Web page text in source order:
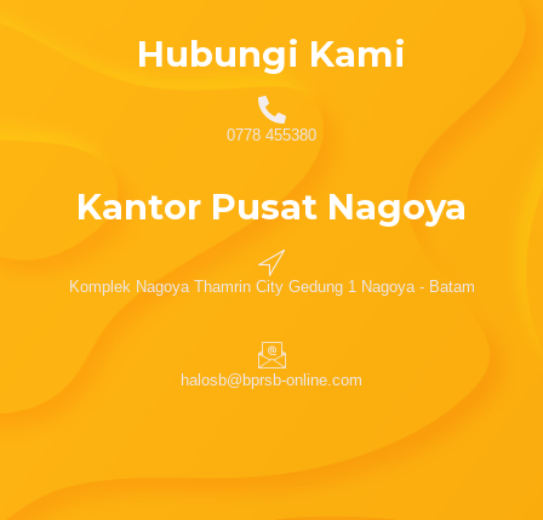
Hubungi Kami
0778 455380
Kantor Pusat Nagoya
Komplek Nagoya Thamrin City Gedung 1 Nagoya - Batam
halosb@bprsb-online.com